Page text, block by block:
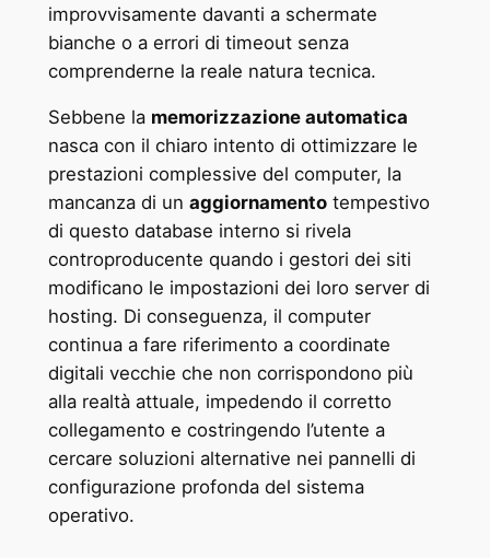
improvvisamente davanti a schermate
bianche o a errori di timeout senza
comprenderne la reale natura tecnica.
Sebbene la memorizzazione automatica
nasca con il chiaro intento di ottimizzare le
prestazioni complessive del computer, la
mancanza di un aggiornamentotempestivo
di questo database interno si rivela
controproducente quando i gestori dei siti
modificano le impostazioni dei loro server di
hosting. Di conseguenza, il computer
continua a fare riferimento a coordinate
digitali vecchie che non corrispondono più
alla realtà attuale, impedendo il corretto
collegamento e costringendo l’utente a
cercare soluzioni alternative nei pannelli di
configurazione profonda del sistema
operativo.